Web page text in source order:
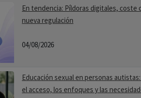
En tendencia: Píldoras digitales, coste
nueva regulación
04/08/2026
Educación sexual en personas
el acceso, los enfoques y las